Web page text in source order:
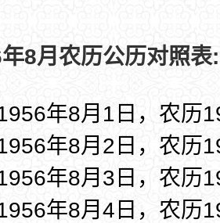
8月农历公历对照表:
年8月1日，农历
年8月2日，农历
年8月3日，农历
年8月4日，农历